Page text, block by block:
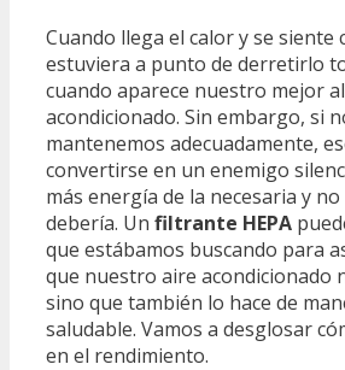
Cuando llega el calor y se siente
estuviera a punto de derretirlo
cuando aparece nuestro mejor
acondicionado. Sin embargo, si
mantenemos adecuadamente,
convertirse en un enemigo
más energía de la necesaria y
debería. Un filtrante HEPA
que estábamos buscando para
que nuestro aire acondicionado
sino que también lo hace de
saludable. Vamos a desglosar
en el rendimiento.